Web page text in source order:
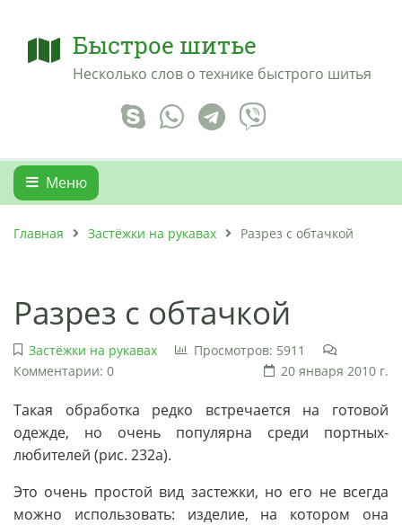
Быстрое шитье
Несколько слов о технике быстрого шитья
Меню
Главная Застёжки на рукавах Разрез с обтачкой
Разрез с обтачкой
Застёжки на рукавах
Просмотров: 5911
Комментарии: 0
20 января 2010 г.
Такая обработка редко встречается на готовой
одежде, но очень популярна среди портных-
любителей (рис. 232а).
Это очень простой вид застежки, но его не всегда
можно использовать: изделие, на котором она